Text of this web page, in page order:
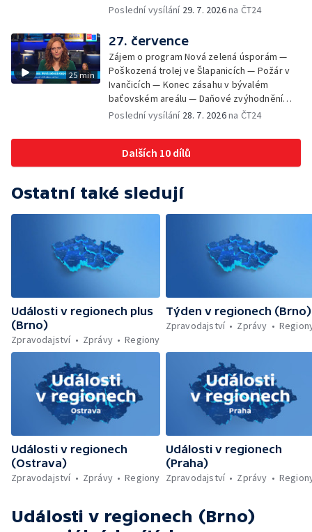
cyklisty na Zlínsku — Letecká linka mezi
pozorovat zatmění Slunce — Den AČFK na
Letní filmové škole — Milan Uhde slaví 90 let
— Rekonstrukce vojenského srubu
Poslední vysílání 29. 7. 2026na ČT24
25 min
27. července
Zájem o program Nová zelená úsporám —
Poškozená trolej ve Šlapanicích — Požár v
Ivančicích — Konec zásahu v bývalém
baťovském areálu — Daňové zvýhodnění
vína — Výhružky na magistrátu v Olomouci —
Brněnské týmy v první fotbalové lize —
Chystaná rekonstrukce bývalé věznice —
Nový seriál pro děti
Poslední vysílání 28. 7. 2026na ČT24
Dalších 10 dílů
Ostatní také sledují
Události v regionech plus
(Brno)
Zpravodajství
Zprávy Regiony
Týden v regionech (Brno)
Zpravodajství
Zprávy
Události v regionech
(Ostrava)
Zpravodajství
Zprávy Regiony
Události v regionech
(Praha)
Zpravodajství
Zprávy
Události v regionech (Brno)